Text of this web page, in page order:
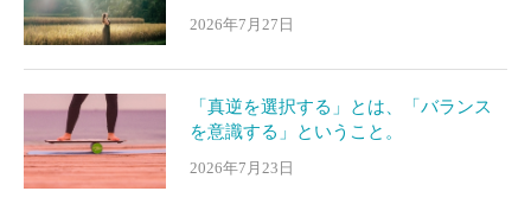
2026年7月27日
「真逆を選択する」とは、「バランス
を意識する」ということ。
2026年7月23日